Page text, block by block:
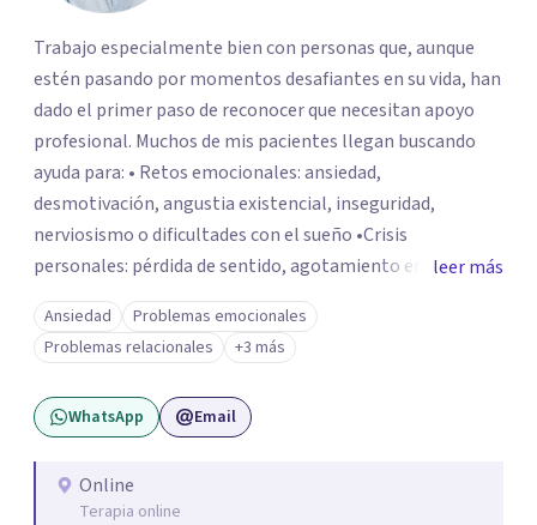
Trabajo especialmente bien con personas que, aunque
estén pasando por momentos desafiantes en su vida, han
dado el primer paso de reconocer que necesitan apoyo
profesional. Muchos de mis pacientes llegan buscando
ayuda para: • Retos emocionales: ansiedad,
desmotivación, angustia existencial, inseguridad,
nerviosismo o dificultades con el sueño •Crisis
personales: pérdida de sentido, agotamiento emocional
o dificultad para manejar transiciones vitales •Conflictos
relacionales: problemas de pareja, tensiones familiares,
desafíos laborales o dificultades en dinámicas sociales.
leer más
Ansiedad
Problemas emocionales
Problemas relacionales
+3 más
WhatsApp Email
Online
Terapia online